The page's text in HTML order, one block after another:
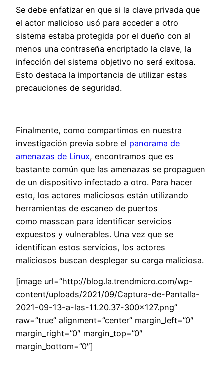
Se debe enfatizar en que si la clave privada que
el actor malicioso usó para acceder a otro
sistema estaba protegida por el dueño con al
menos una contraseña encriptado la clave, la
infección del sistema objetivo no será exitosa.
Esto destaca la importancia de utilizar estas
precauciones de seguridad.
Finalmente, como compartimos en nuestra
investigación previa sobre el panorama de
amenazas de Linux, encontramos que es
bastante común que las amenazas se propaguen
de un dispositivo infectado a otro. Para hacer
esto, los actores maliciosos están utilizando
herramientas de escaneo de puertos
como masscan para identificar servicios
expuestos y vulnerables. Una vez que se
identifican estos servicios, los actores
maliciosos buscan desplegar su carga maliciosa.
[image url=”http://blog.la.trendmicro.com/wp-
content/uploads/2021/09/Captura-de-Pantalla-
2021-09-13-a-las-11.20.37-300×127.png”
raw=”true” alignment=”center” margin_left=”0″
margin_right=”0″ margin_top=”0″
margin_bottom=”0″]